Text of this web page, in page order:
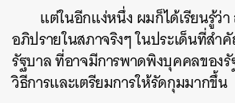
แต่ในอีกแง่หนึ่ง ผมก็ได้เรียนรู้ว่า
อภิปรายในสภาจริงๆ ในประเด็นที่ส
รัฐบาล ที่อาจมีการพาดพิงบุคคลของรั
วิธีการและเตรียมการให้รัดกุมมากขึ้น